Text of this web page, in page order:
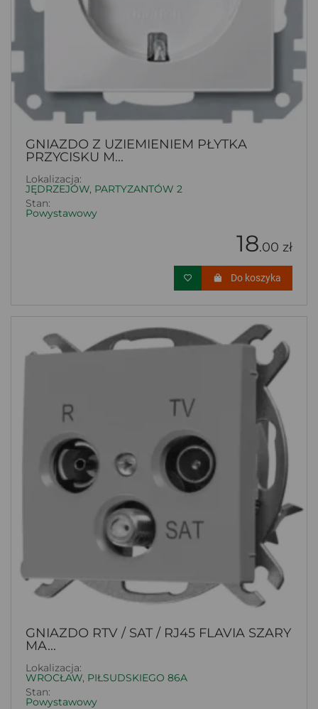
GNIAZDO Z UZIEMIENIEM PŁYTKA
PRZYCISKU M...
Lokalizacja:
JĘDRZEJÓW, PARTYZANTÓW 2
Stan:
Powystawowy
18.00 zł
Do koszyka
GNIAZDO RTV / SAT / RJ45 FLAVIA SZARY
MA...
Lokalizacja:
WROCŁAW, PIŁSUDSKIEGO 86A
Stan:
Powystawowy